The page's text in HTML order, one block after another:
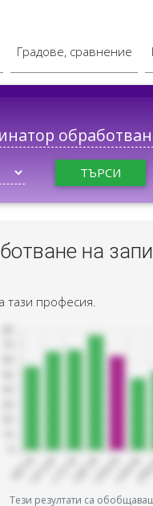
Градове, сравнение
ТЪРСИ
на
тази професия.
Тези резултати са